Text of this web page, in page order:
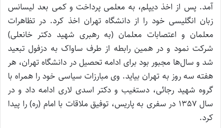
آمد. پس از اخذ دیپلم، به معلمی پرداخت و کمی بعد لیسانس
زبان انگلیسی خود را از دانشگاه تهران اخذ کرد. در تظاهرات
معلمان و اعتصابات معلمان (به رهبری شهید دکتر خانعلی)
شرکت نمود و در همین رابطه از طرف ساواک به دزفول تبعید
شد و سال‌ها مجبور بود برای ادامه تحصیل در دانشگاه تهران، هر
هفته سه روز به تهران بیاید. وی مبارزات سیاسی خود را همراه با
گروه شهید رجائی، دستغیب و دکتر اسدی لاری ادامه داد و در
سال 1357 در سفری به پاریس، توفیق ملاقات با امام (ره) را پیدا
کرد.